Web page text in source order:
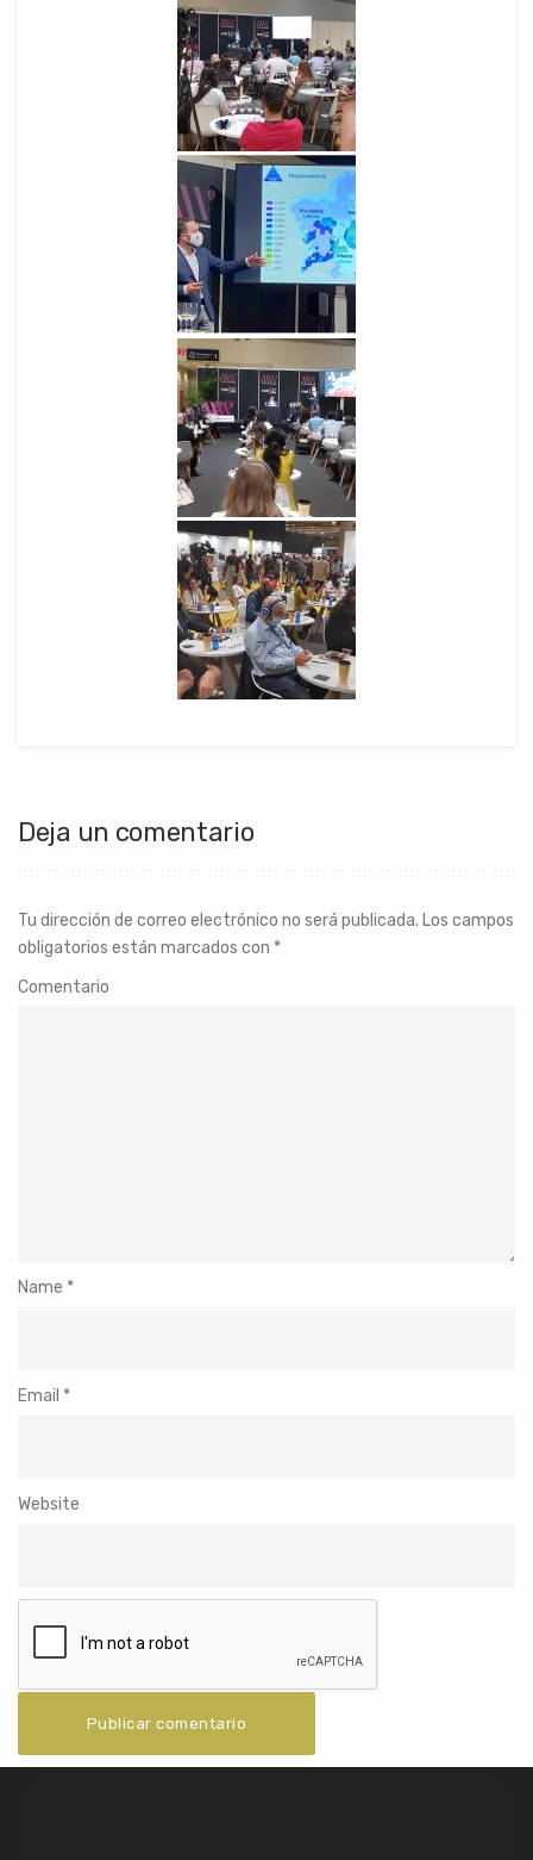
Deja un comentario
Tu dirección de correo electrónico no será publicada. Los campos
obligatorios están marcados con *
Comentario
Name *
Email *
Website